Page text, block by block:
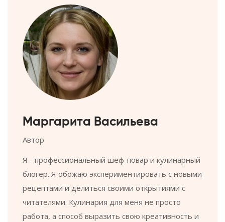
Маргарита Васильева
Автор
Я - профессиональный шеф-повар и кулинарный
блогер. Я обожаю экспериментировать с новыми
рецептами и делиться своими открытиями с
читателями. Кулинария для меня не просто
работа, а способ выразить свою креативность и